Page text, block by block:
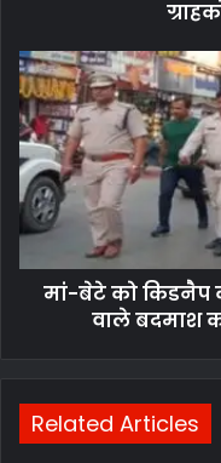
आधार
कार्ड
मां-
बेटे
को
किडनैप
कर
बंधक
बनाकर
मारपीट
करने
निकाला
जुलूस
मां-बेटे को किडनैप
वाले बदमाश
Related Articles